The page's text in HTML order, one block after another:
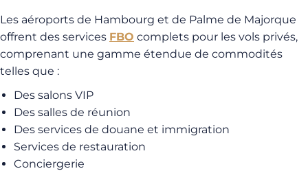
Les aéroports de Hambourg et de Palme de Majorque
offrent des services FBO complets pour les vols privés,
comprenant une gamme étendue de commodités
telles que :
Des salons VIP
Des salles de réunion
Des services de douane et immigration
Services de restauration
Conciergerie